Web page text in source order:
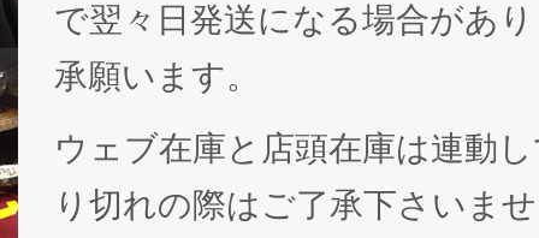
で翌々日発送になる場合があ
承願います。
ウェブ在庫と店頭在庫は連動
り切れの際はご了承下さいま